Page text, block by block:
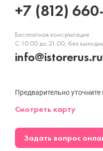
+7 (812)
Бесплатная консультация
С 10:00 до 21:00, без
info@istorerus.ru
Предварительно
Смотреть карту
Задать вопрос